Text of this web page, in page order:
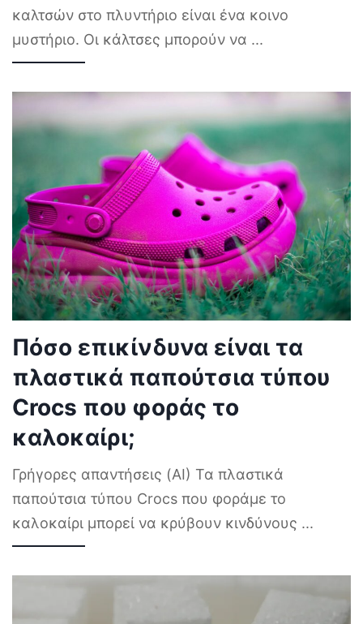
καλτσών στο πλυντήριο είναι ένα κοινο
μυστήριο. Οι κάλτσες μπορούν να ...
Πόσο επικίνδυνα είναι τα
πλαστικά παπούτσια τύπου
Crocs που φοράς το
καλοκαίρι;
Γρήγορες απαντήσεις (AI) Τα πλαστικά
παπούτσια τύπου Crocs που φοράμε το
καλοκαίρι μπορεί να κρύβουν κινδύνους ...